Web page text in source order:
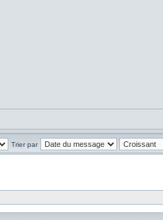
Trier par